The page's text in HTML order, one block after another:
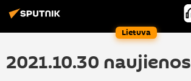
Lietuva
2021.10.30 naujienos